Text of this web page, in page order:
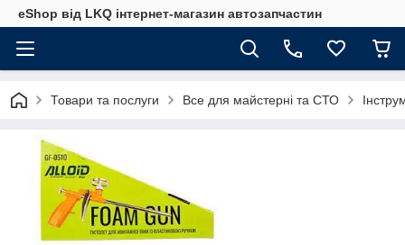
eShop від LKQ інтернет-магазин автозапчастин
Товари та послуги Все для майстерні та СТО